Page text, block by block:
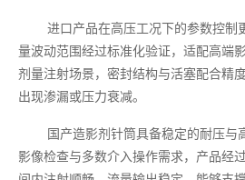
进口产品在高压工况下的参数控制
量波动范围经过标准化验证，适配高端
剂量注射场景，密封结构与活塞配合精
出现渗漏或压力衰减。
国产造影剂针筒具备稳定的耐压与
影像检查与多数介入操作需求，产品经